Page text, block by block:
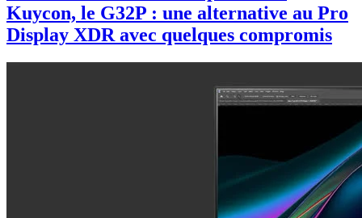
Kuycon, le G32P : une alternative au Pro
Display XDR avec quelques compromis